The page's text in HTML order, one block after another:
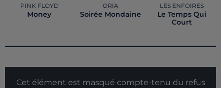
PINK FLOYD
Money
ORIA
Soirée Mondaine
LES ENFOIRES
Le Temps Qui
Court
Cet élément est masqué compte-tenu du refus